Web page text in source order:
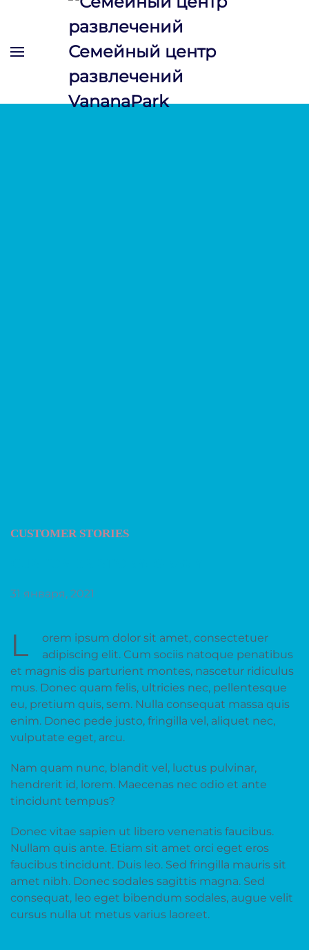
Skip to main content
CUSTOMER STORIES
31 января, 2021
L
orem ipsum dolor sit amet, consectetuer
adipiscing elit. Cum sociis natoque penatibus
et magnis dis parturient montes, nascetur ridiculus
mus. Donec quam felis, ultricies nec, pellentesque
eu, pretium quis, sem. Nulla consequat massa quis
enim. Donec pede justo, fringilla vel, aliquet nec,
vulputate eget, arcu.
Nam quam nunc, blandit vel, luctus pulvinar,
hendrerit id, lorem. Maecenas nec odio et ante
tincidunt tempus?
Donec vitae sapien ut libero venenatis faucibus.
Nullam quis ante. Etiam sit amet orci eget eros
faucibus tincidunt. Duis leo. Sed fringilla mauris sit
amet nibh. Donec sodales sagittis magna. Sed
consequat, leo eget bibendum sodales, augue velit
cursus nulla ut metus varius laoreet.